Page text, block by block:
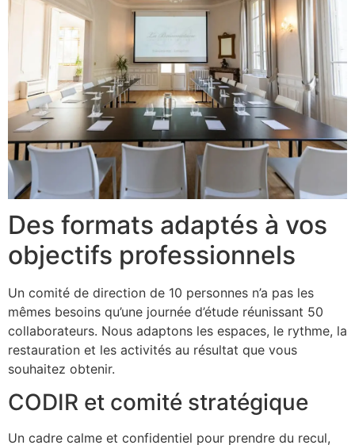
Des formats adaptés à vos
objectifs professionnels
Un comité de direction de 10 personnes n’a pas les
mêmes besoins qu’une journée d’étude réunissant 50
collaborateurs. Nous adaptons les espaces, le rythme, la
restauration et les activités au résultat que vous
souhaitez obtenir.
CODIR et comité stratégique
Un cadre calme et confidentiel pour prendre du recul,